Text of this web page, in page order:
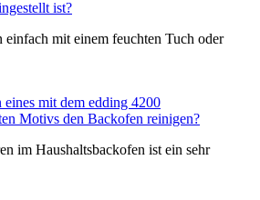
ist?
einfach mit einem feuchten Tuch oder
mit dem edding 4200
Motivs den Backofen reinigen?
im Haushaltsbackofen ist ein sehr